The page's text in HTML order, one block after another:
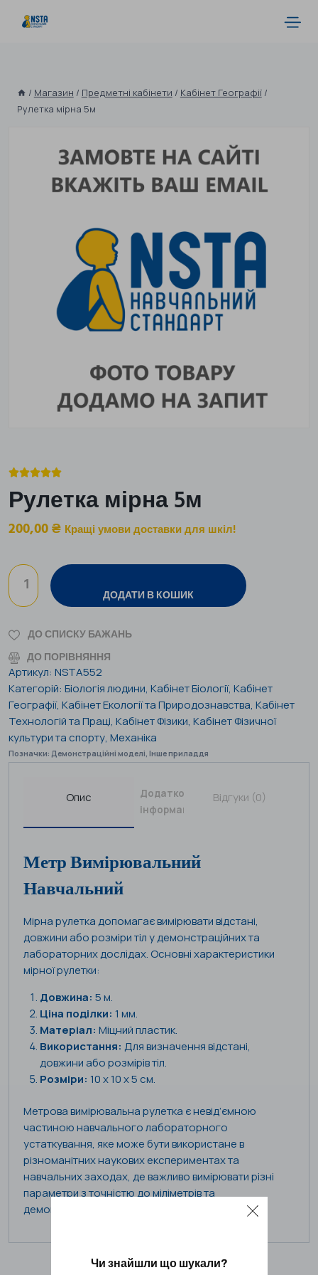
/ Магазин / Предметні кабінети / Кабінет Географії /
Рулетка мірна 5м

Рулетка мірна 5м
200,00₴ Кращі умови доставки для шкіл!
ДОДАТИ В КОШИК
ДО СПИСКУ БАЖАНЬ
ДО ПОРІВНЯННЯ
Артикул: NSTA552
Категорій: Біологія людини, Кабінет Біології, Кабінет
Географії, Кабінет Екології та Природознавства, Кабінет
Технологій та Праці, Кабінет Фізики, Кабінет Фізичної
культури та спорту, Механіка
Позначки: Демонстраційні моделі Інше приладдя
Опис
Додаткова
інформація
Відгуки (0)
Метр Вимірювальний
Навчальний
Мірна рулетка допомагає вимірювати відстані,
довжини або розміри тіл у демонстраційних та
лабораторних дослідах. Основні характеристики
мірної рулетки:
Довжина: 5 м.
Ціна поділки: 1 мм.
Матеріал: Міцний пластик.
Використання: Для визначення відстані,
довжини або розмірів тіл.
Розміри: 10 х 10 х 5 см.
Метрова вимірювальна рулетка є невід’ємною
частиною навчального лабораторного
устаткування, яке може бути використане в
різноманітних наукових експериментах та
навчальних заходах, де важливо вимірювати різні
параметри з точністю до міліметрів та
демонструвати роботу з ним.
Чи знайшли що шукали?